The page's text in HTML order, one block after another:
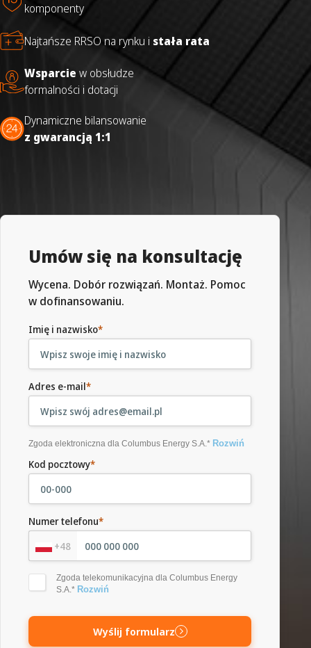
komponenty
Najtańsze RRSO na rynku i stała rata
Wsparcie w obsłudze
formalności i dotacji
Dynamiczne bilansowanie
z gwarancją 1:1
Umów się na konsultację
Wycena. Dobór rozwiązań. Montaż. Pomoc
w dofinansowaniu.
Imię i nazwisko*
Adres e-mail*
Zgoda elektroniczna dla Columbus Energy S.A.* Rozwiń
Kod pocztowy*
Numer telefonu*
+48
Zgoda telekomunikacyjna dla Columbus Energy
S.A.* Rozwiń
Wyślij formularz